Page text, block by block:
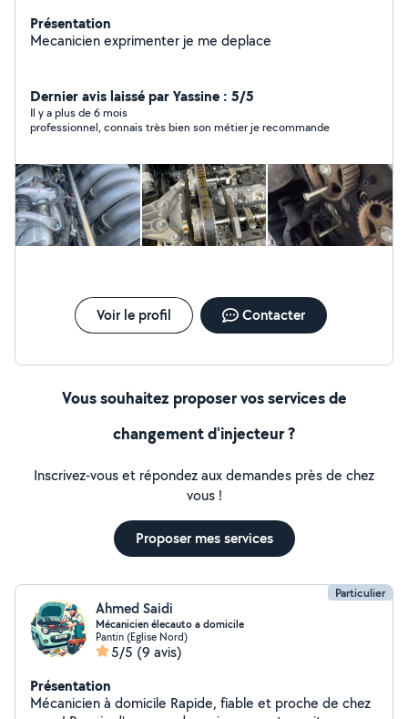
Présentation
Mecanicien exprimenter je me deplace
Dernier avis laissé par Yassine : 5/5
Il y a plus de 6 mois
professionnel, connais très bien son métier je recommande
Voir le profil Contacter
Vous souhaitez proposer vos services de
changement d'injecteur ?
Inscrivez-vous et répondez aux demandes près de chez
vous !
Proposer mes services
Particulier
Ahmed Saidi
Mécanicien élecauto a domicile
Pantin (Eglise Nord)
5/5 (9 avis)
Présentation
Mécanicien à domicile Rapide, fiable et proche de chez